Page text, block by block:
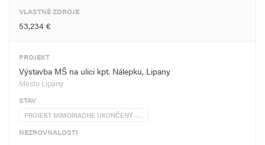
VLASTNÉ ZDROJE
53,234 €
PROJEKT
Výstavba MŠ na ulici kpt. Nálepku, Lipany
Mesto Lipany
STAV
PROJEKT MIMORIADNE UKONČENÝ -…
NEZROVNALOSTI